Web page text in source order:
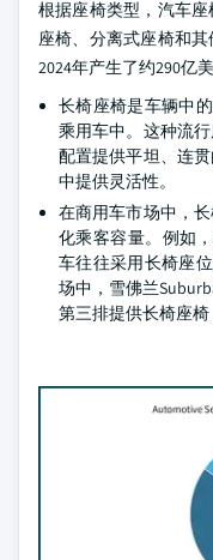
根据座椅类型，汽车
座椅、分离式座椅和
2024年产生了约290亿
长椅座椅是车辆中
乘用车中。这种流
配置提供平坦、连
中提供灵活性。
在商用车市场中，
化乘客容量。例如
车往往采用长椅座
场中，雪佛兰
第三排提供长椅座椅